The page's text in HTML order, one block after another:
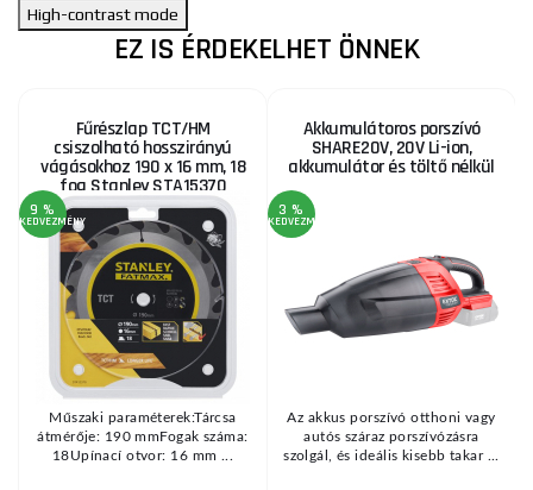
High-contrast mode
EZ IS ÉRDEKELHET ÖNNEK
Fűrészlap TCT/HM
csiszolható hosszirányú
vágásokhoz 190 x 16 mm, 18
fog Stanley STA15370
9 %
KEDVEZMÉNY
Műszaki paraméterek:Tárcsa
átmérője: 190 mmFogak száma:
18Upínací otvor: 16 mm ...
Akkumulátoros porszívó
SHARE20V, 20V Li-ion,
akkumulátor és töltő nélkül
3 %
KEDVEZMÉNY
Az akkus porszívó otthoni vagy
autós száraz porszívózásra
szolgál, és ideális kisebb takar ...